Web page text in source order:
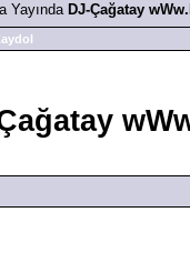
DJ-Çağatay